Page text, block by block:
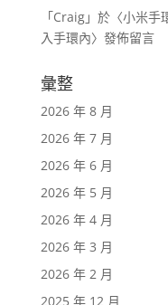
「Craig」於〈小米手
入手環內〉發佈留言
彙整
2026 年 8 月
2026 年 7 月
2026 年 6 月
2026 年 5 月
2026 年 4 月
2026 年 3 月
2026 年 2 月
2025 年 12 月